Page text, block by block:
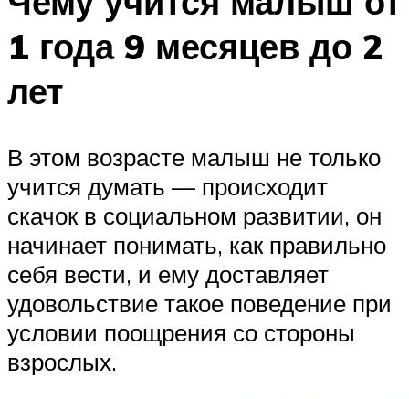
1 года 9 месяцев до 2
лет
В этом возрасте малыш не только
учится думать — происходит
скачок в социальном развитии, он
начинает понимать, как правильно
себя вести, и ему доставляет
удовольствие такое поведение при
условии поощрения со стороны
взрослых.